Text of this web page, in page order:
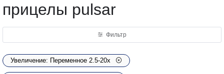
прицелы pulsar
Фильтр
Увеличение: Переменное 2.5-20х